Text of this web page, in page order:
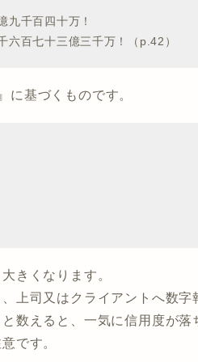
千百四十万！
百七十三億三千万！（p.42）
に基づくものです。
きくなります。
上司又はクライアントへ数字
数えると、一気に信用度が落
です。